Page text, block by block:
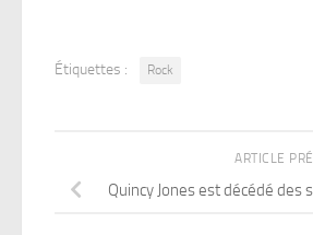
Étiquettes : Rock
ARTICLE
Quincy Jones est décédé des